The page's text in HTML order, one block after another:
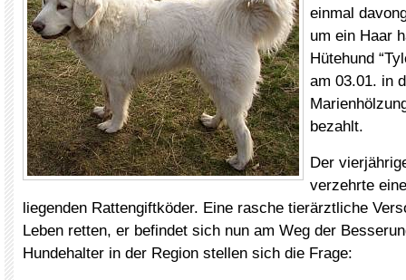
einmal
um ein Haar
Hütehund
am 03.01. in
bezahlt.
Der
verzehrte
liegenden Rattengiftköder. Eine rasche tierärztliche
Leben retten, er befindet sich nun am Weg der
Hundehalter in der Region stellen sich die Frage: